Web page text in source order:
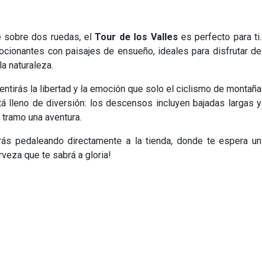
sobre dos ruedas, elTour de los Valles es perfecto para ti.
con paisajes de ensueño, ideales para disfrutar de
naturaleza.
la libertad y la emoción que solo el ciclismo de montaña
lleno de diversión: los descensos incluyen bajadas largas y
una aventura.
pedaleando directamente a la tienda, donde te espera un
que te sabrá a gloria!